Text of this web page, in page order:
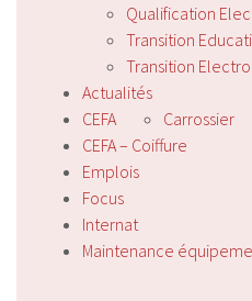
Qualification
Transition
Transition
Actualités
CEFA
Carrossier
CEFA – Coiffure
Emplois
Focus
Internat
Maintenance